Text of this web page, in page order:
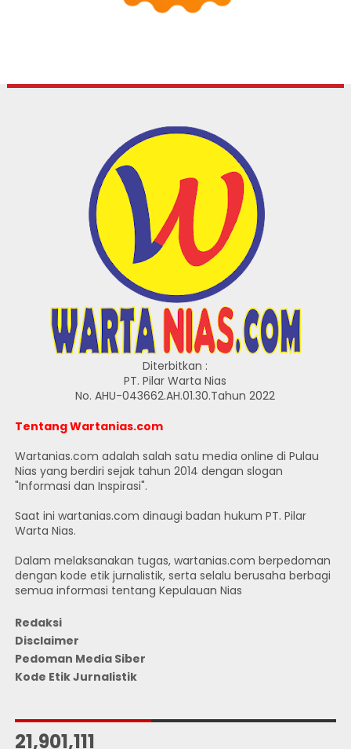
Diterbitkan :
PT. Pilar Warta Nias
No. AHU-043662.AH.01.30.Tahun 2022
Tentang Wartanias.com
Wartanias.com adalah salah satu media online di Pulau
Nias yang berdiri sejak tahun 2014 dengan slogan
"Informasi dan Inspirasi".
Saat ini wartanias.com dinaugi badan hukum PT. Pilar
Warta Nias.
Dalam melaksanakan tugas, wartanias.com berpedoman
dengan kode etik jurnalistik, serta selalu berusaha berbagi
semua informasi tentang Kepulauan Nias
Redaksi
Disclaimer
Pedoman Media Siber
Kode Etik Jurnalistik
21,901,111